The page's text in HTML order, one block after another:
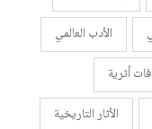
الأدب العالمي
أثرية
الأثار التاريخية